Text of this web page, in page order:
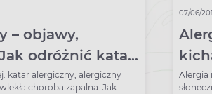
– objawy,
odróżnić katar
„zwykłego”?
katar alergiczny, alergiczny
choroba zapalna. Jak
07/06/
Alergia